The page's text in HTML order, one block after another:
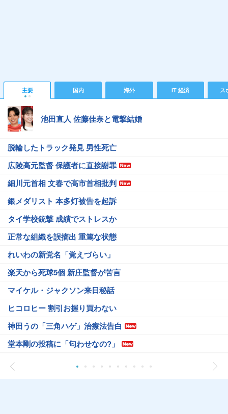
主要 国内 海外 IT 経済 ス
池田直人 佐藤佳奈と電撃結婚
脱輪したトラック発見 男性死亡
広陵高元監督 保護者に直接謝罪
細川元首相 文春で高市首相批判
銀メダリスト 本多灯被告を起訴
タイ学校銃撃 成績でストレスか
正常な組織を誤摘出 重篤な状態
れいわの新党名「覚えづらい」
楽天から死球5個 新庄監督が苦言
マイケル・ジャクソン来日秘話
ヒコロヒー 割引お握り買わない
神田うの「三角ハゲ」治療法告白
堂本剛の投稿に「匂わせなの?」